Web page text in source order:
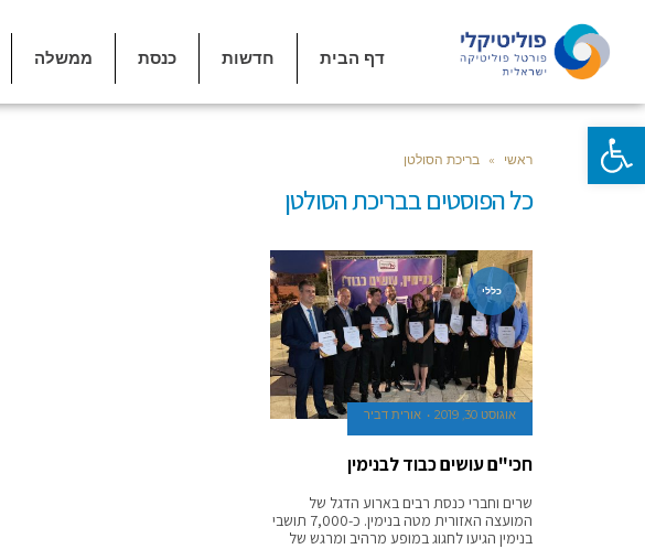
דף הבית חדשות כנסת ממשלה
ראשי » בריכת הסולטן
כל הפוסטים בבריכת הסולטן
כללי
אוגוסט 30, 2019 אורית דביר
חכי"ם עושים כבוד לבנימין
שרים וחברי כנסת רבים בארוע הדגל של
המועצה האזורית מטה בנימין. כ-7,000 תושבי
בנימין הגיעו לחגוג במופע מרהיב ומרגש של
פתח סרגל נגישות